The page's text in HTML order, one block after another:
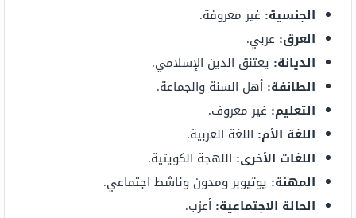
الجنسية: غير معروفة.
العرق: عربي.
الديانة: يعتنق الدين الإسلامي.
الطائفة: أهل السنة والجماعة.
التعليم: غير معروف.
اللغة الأم: اللغة العربية.
اللغات الأخرى: اللهجة الكويتية.
المهنة: يوتيوبر ومدون وناشط اجتماعي.
الحالة الاجتماعية: أعزب.